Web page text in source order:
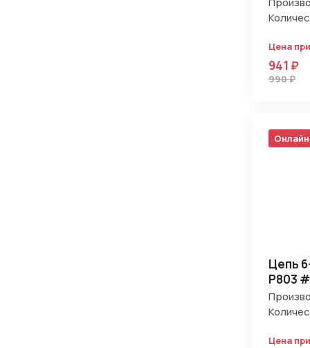
Цена
941 ₽
990 ₽
Цепь
P803
Цена